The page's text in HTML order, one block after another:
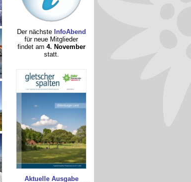
Der nächste InfoAbend
für neue Mitglieder
findet am 4. November
statt.
Aktuelle Ausgabe